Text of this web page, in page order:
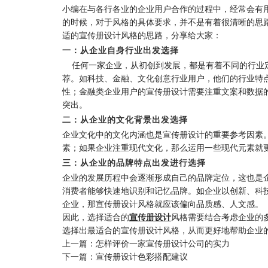
小编在与各行各业的企业用户合作的过程中，经常会
的时候，对于风格的具体要求，并不是有着很清晰的
适的宣传册设计风格的思路，分享给大家：
一：从企业自身行业出发选择
任何一家企业，从初创到发展，都是有着不同的行
荐。如科技、金融、文化创意行业用户，他们的行业
性；金融类企业用户的宣传册设计需要注重文案和数
突出。
二：从企业的文化背景出发选择
企业文化中的文化内涵也是宣传册设计的重要参考因
素；如果企业注重现代文化，那么运用一些现代元素就
三：从企业的品牌特点出发进行选择
企业的发展历程中会逐渐形成自己的品牌定位，这也
消费者能够快速地识别和记忆品牌。如企业以创新、
企业，那宣传册设计风格就应该偏向品质感、人文感。
因此，选择适合的宣传册设计风格需要结合考虑企业的
选择出最适合的宣传册设计风格，从而更好地帮助企业
上一篇：怎样评价一家宣传册设计公司的实力
下一篇：宣传册设计色彩搭配建议